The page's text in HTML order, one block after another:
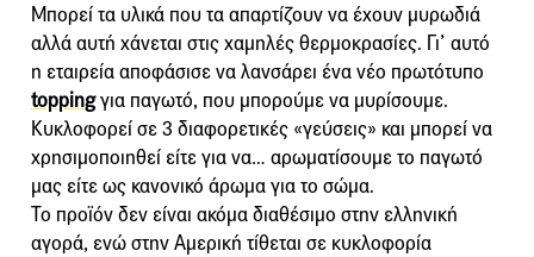
Μπορεί τα υλικά που τα απαρτίζουν να έχουν μυρωδιά
αλλά αυτή χάνεται στις χαμηλές θερμοκρασίες. Γι’ αυτό
η εταιρεία αποφάσισε να λανσάρει ένα νέο πρωτότυπο
toppingγια παγωτό, που μπορούμε να μυρίσουμε.
Κυκλοφορεί σε 3 διαφορετικές «γεύσεις» και μπορεί να
χρησιμοποιηθεί είτε για να… αρωματίσουμε το παγωτό
μας είτε ως κανονικό άρωμα για το σώμα.
Το προϊόν δεν είναι ακόμα διαθέσιμο στην ελληνική
αγορά, ενώ στην Αμερική τίθεται σε κυκλοφορία